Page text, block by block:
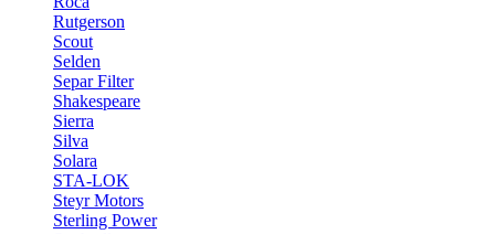
Rutgerson
Scout
Selden
Separ Filter
Shakespeare
Sierra
Silva
Solara
STA-LOK
Steyr Motors
Sterling Power